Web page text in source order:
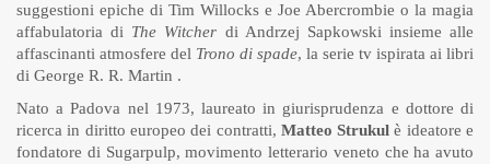
suggestioni epiche di Tim Willocks e Joe Abercrombie o la magia
affabulatoria di The Witcher di Andrzej Sapkowski insieme alle
affascinanti atmosfere del Trono di spade, la serie tv ispirata ai libri
di George R. R. Martin .
Nato a Padova nel 1973, laureato in giurisprudenza e dottore di
ricerca in diritto europeo dei contratti, Matteo Strukul è ideatore e
fondatore di Sugarpulp, movimento letterario veneto che ha avuto